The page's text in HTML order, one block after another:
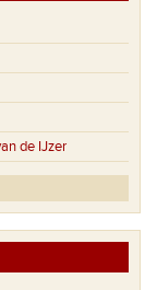
de IJzer